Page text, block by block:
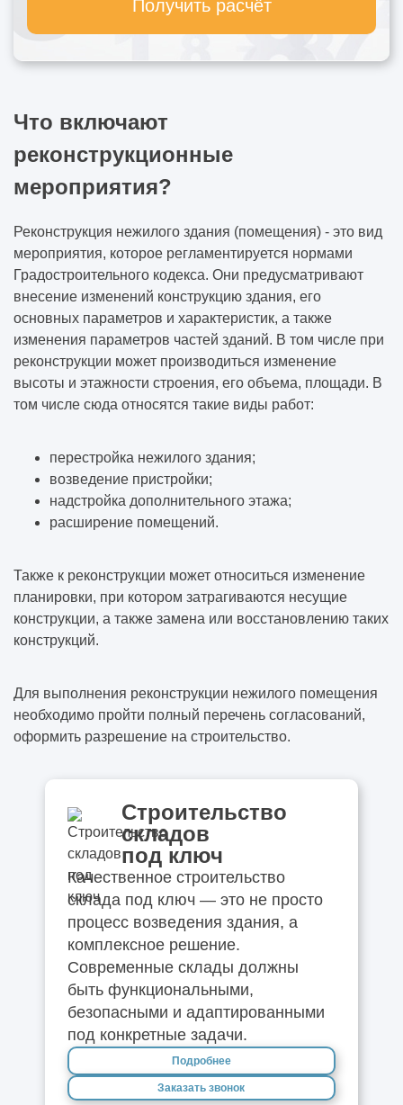
Получить расчёт
Что включают
реконструкционные
мероприятия?
Реконструкция нежилого здания (помещения) - это вид
мероприятия, которое регламентируется нормами
Градостроительного кодекса. Они предусматривают
внесение изменений конструкцию здания, его
основных параметров и характеристик, а также
изменения параметров частей зданий. В том числе при
реконструкции может производиться изменение
высоты и этажности строения, его объема, площади. В
том числе сюда относятся такие виды работ:
перестройка нежилого здания;
возведение пристройки;
надстройка дополнительного этажа;
расширение помещений.
Также к реконструкции может относиться изменение
планировки, при котором затрагиваются несущие
конструкции, а также замена или восстановлению таких
конструкций.
Для выполнения реконструкции нежилого помещения
необходимо пройти полный перечень согласований,
оформить разрешение на строительство.
Строительство
складов
под ключ
Качественное строительство
склада под ключ — это не просто
процесс возведения здания, а
комплексное решение.
Современные склады должны
быть функциональными,
безопасными и адаптированными
под конкретные задачи.
Подробнее
Заказать звонок